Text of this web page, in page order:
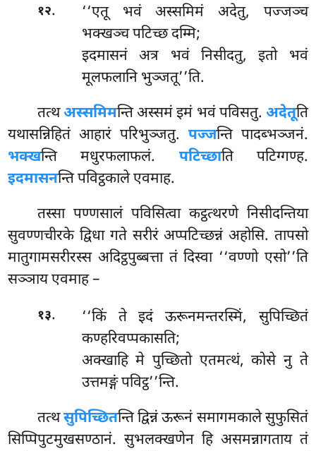
१२.
‘‘एतू भवं अस्समिमं अदेतु, पज्जञ्च
भक्खञ्च पटिच्छ दम्मि;
इदमासनं अत्र भवं निसीदतु, इतो भवं
मूलफलानि भुञ्जतू’’ति.
तत्थअस्समिमन्ति अस्समं इमं भवं पविसतु. अदेतूति
यथासन्निहितं आहारं परिभुञ्जतु. पज्जन्ति पादब्भञ्जनं.
भक्खन्ति मधुरफलाफलं. पटिच्छाति पटिग्गण्ह.
इदमासनन्ति पविट्ठकाले एवमाह.
तस्सा पण्णसालं पविसित्वा कट्ठत्थरणे निसीदन्तिया
सुवण्णचीरके द्विधा गते सरीरं अप्पटिच्छन्नं अहोसि. तापसो
मातुगामसरीरस्स अदिट्ठपुब्बत्ता तं दिस्वा ‘‘वण्णो एसो’’ति
सञ्ञाय एवमाह –
१३.
‘‘किं ते इदं ऊरूनमन्तरस्मिं, सुपिच्छितं
कण्हरिवप्पकासति;
अक्खाहि मे पुच्छितो एतमत्थं, कोसे नु ते
उत्तमङ्गं पविट्ठ’’न्ति.
तत्थसुपिच्छितन्ति द्विन्नं ऊरूनं समागमकाले सुफुसितं
सिप्पिपुटमुखसण्ठानं. सुभलक्खणेन हि असमन्नागताय तं